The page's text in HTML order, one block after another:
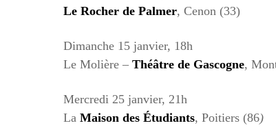
Le Rocher de Palmer, Cenon (33)
Dimanche 15 janvier, 18h
Le Molière – Théâtre de Gascogne,
Mercredi 25 janvier, 21h
La Maison des Étudiants, Poitiers (86)